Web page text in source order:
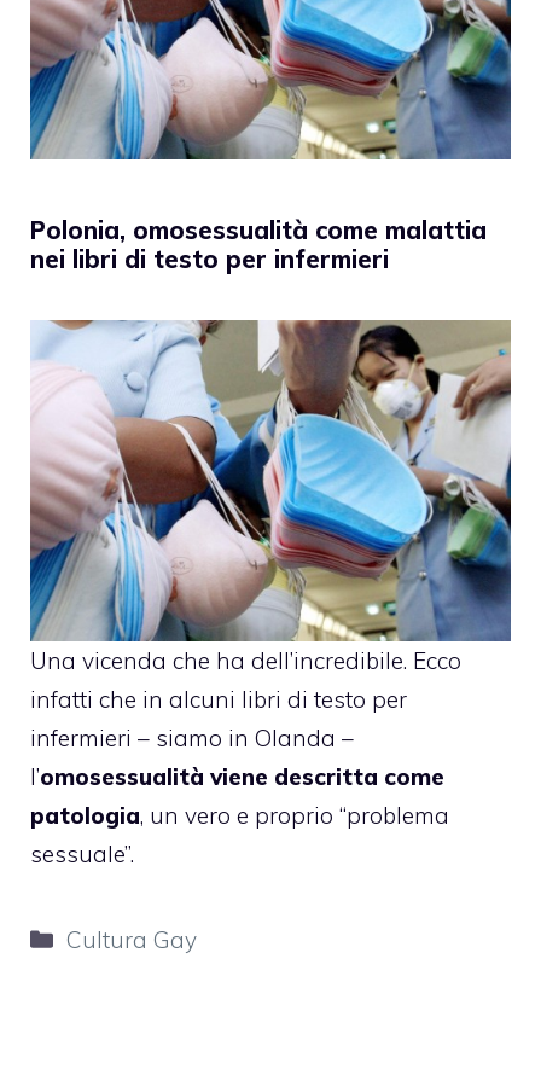
Polonia, omosessualità come malattia
nei libri di testo per infermieri
Una vicenda che ha dell’incredibile. Ecco
infatti che in alcuni libri di testo per
infermieri – siamo in Olanda –
l’omosessualità viene descritta come
patologia, un vero e proprio “problema
sessuale”.
Categorie
Cultura Gay